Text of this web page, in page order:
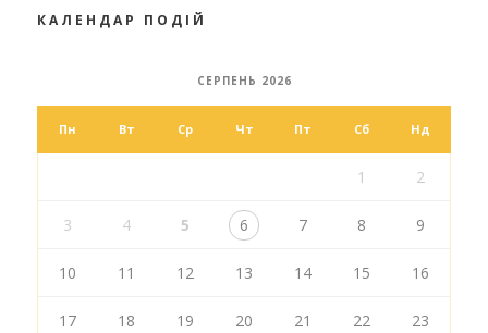
КАЛЕНДАР ПОДІЙ
СЕРПЕНЬ 2026
Пн Вт Ср Чт Пт Сб Нд
1 2
3 4 5 6 7 8 9
10 11 12 13 14 15 16
17 18 19 20 21 22 23